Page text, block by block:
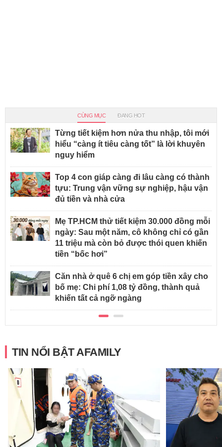
CÙNG MỤC ĐANG HOT
Từng tiết kiệm hơn nửa thu nhập, tôi mới
hiểu “càng ít tiêu càng tốt” là lời khuyên
nguy hiểm
Top 4 con giáp càng đi lâu càng có thành
tựu: Trung vận vững sự nghiệp, hậu vận
đủ tiền và nhà cửa
Mẹ TP.HCM thử tiết kiệm 30.000 đồng mỗi
ngày: Sau một năm, cô không chỉ có gần
11 triệu mà còn bỏ được thói quen khiến
tiền “bốc hơi”
Căn nhà ở quê 6 chị em góp tiền xây cho
bố mẹ: Chi phí 1,08 tỷ đồng, thành quả
khiến tất cả ngỡ ngàng
TIN NỔI BẬT AFAMILY